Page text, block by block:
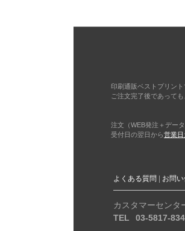
印刷通販ベストプリン
ご注文完了後であって
注文（WEB発注＋デー
受付日の翌日から営業日
よくある質問 お問
カスタマーセンタ
TEL
03-5817-